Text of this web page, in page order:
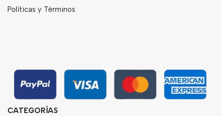
Políticas y Términos
CATEGORÍAS